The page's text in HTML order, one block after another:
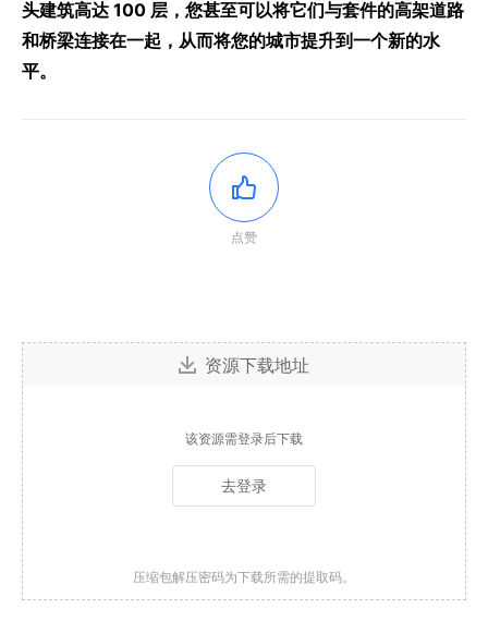
头建筑高达 100 层，您甚至可以将它们与套件的高架道路
和桥梁连接在一起，从而将您的城市提升到一个新的水
平。
点赞
资源下载地址
该资源需登录后下载
去登录
压缩包解压密码为下载所需的提取码。